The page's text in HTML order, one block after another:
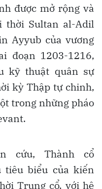
được mở rộng và
thời Sultan al-Adil
Ayyub của vương
đoạn 1203-1216,
kỹ thuật quân sự
kỳ Thập tự chinh,
trong những pháo
cứu, Thành cổ
tiêu biểu của kiến
Trung cổ, với hệ